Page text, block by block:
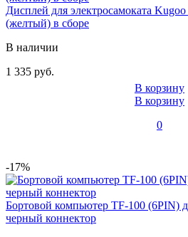
Дисплей для электросамоката
(желтый) в сборе
В наличии
1 335 руб.
В корзину
В корзину
0
-17%
Бортовой компьютер TF-100 (6PIN)
черный коннектор